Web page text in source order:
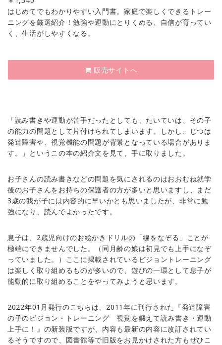
はじめてでもわかりやすい入門書。家庭で楽しくできるトレー
ニングを厳選紹介！勉強や運動にとりくめる、自信が育ってい
く、生活がしやすくなる。
販売サイトへ
「読み書きや運動が苦手だったとしても、たいていは、その子
の能力の問題として片付けられてしまいます。しかし、じつは
発達障害や、視覚機能の問題が背景となっている場合がありま
す。」というこの本の紹介文を見て、手に取りました。
お子さんの読み書きなどの問題を気にされるのはおおむね就学
後のお子さんをお持ちの保護者の方が多いと思いますし、まだ
3歳の我が子には内容的に早いかとも思いましたが、非常に勉
強になり、読んでよかったです。
息子は、2歳児向けのお絵かきドリルの「線をなぞる」ことが
極端にできませんでした。（同月齢の娘は初見でも上手になぞ
っていました。）ここに掲載されているビジョントレーニング
は楽しく取り組めるものが多いので、遊びの一環として息子が
能動的に取り組めることをやってみようと思います。
2022年01月発行のこちらは、2011年に刊行された『発達障害
の子のビジョン・トレーニング 視覚を鍛えて読み書き・運動
上手に！』の新装版ですが、内容も最新の内容に改訂されてい
るそうですので、図書館等で旧版をお見かけされた方もぜひこ